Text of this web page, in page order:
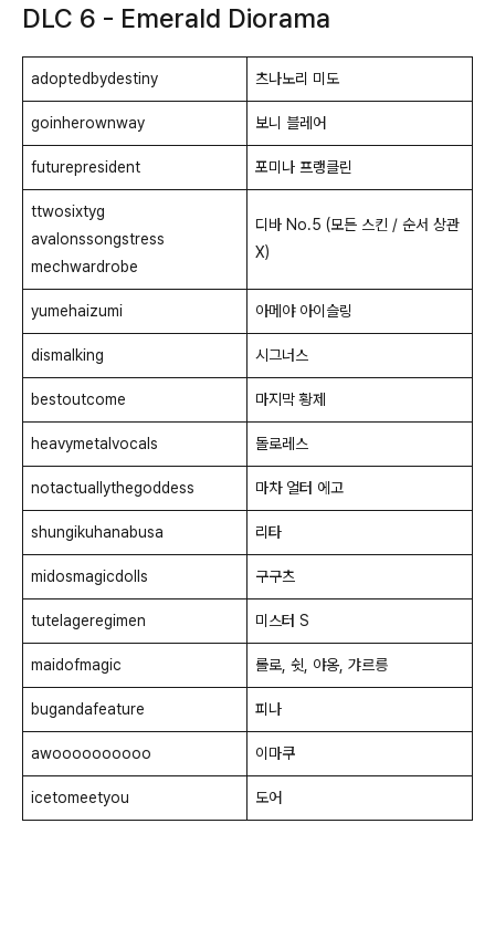
DLC 6 - Emerald Diorama
adoptedbydestiny 츠나노리 미도
goinherownway 보니 블레어
futurepresident 포미나 프랭클린
ttwosixtyg
avalonssongstress
mechwardrobe
디바 No.5 (모든 스킨 / 순서 상관
X)
yumehaizumi 아메야 아이슬링
dismalking 시그너스
bestoutcome 마지막 황제
heavymetalvocals 돌로레스
notactuallythegoddess 마차 얼터 에고
shungikuhanabusa 리타
midosmagicdolls 구구츠
tutelageregimen 미스터 S
maidofmagic 롤로, 쉿, 야옹, 갸르릉
bugandafeature 피나
awoooooooooo 이마쿠
icetomeetyou 도어